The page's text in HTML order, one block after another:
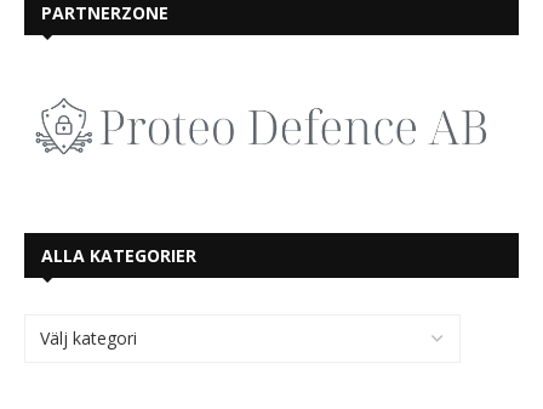
PARTNERZONE
ALLA KATEGORIER